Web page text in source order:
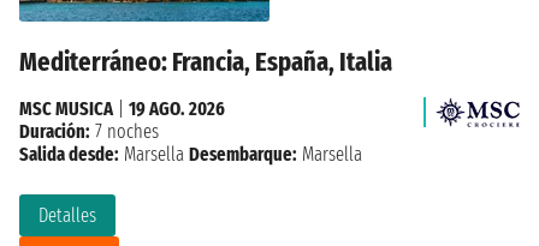
Mediterráneo: Francia, España, Italia
Detalles
MSC MUSICA
19 AGO. 2026
Duración: 7 noches
Salida desde: Marsella Desembarque: Marsella